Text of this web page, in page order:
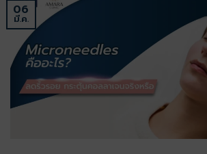
06
มี.ค.